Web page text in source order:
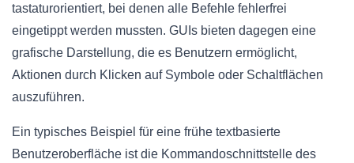
tastaturorientiert, bei denen alle Befehle fehlerfrei
eingetippt werden mussten. GUIs bieten dagegen eine
grafische Darstellung, die es Benutzern ermöglicht,
Aktionen durch Klicken auf Symbole oder Schaltflächen
auszuführen.
Ein typisches Beispiel für eine frühe textbasierte
Benutzeroberfläche ist die Kommandoschnittstelle des